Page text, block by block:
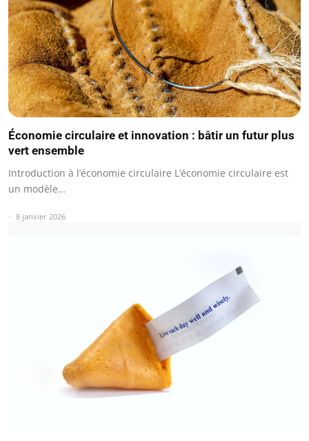
Économie circulaire et innovation : bâtir un futur plus
vert ensemble
Introduction à l’économie circulaire L’économie circulaire est
un modèle…
8 janvier 2026